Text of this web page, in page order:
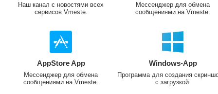
Наш канал с новостями всех
сервисов Vmeste.
Мессенджер для обмена
сообщениями на Vmeste.
AppStore App
Мессенджер для обмена
сообщениями на Vmeste.
Windows-App
Программа для создания
с загрузкой.